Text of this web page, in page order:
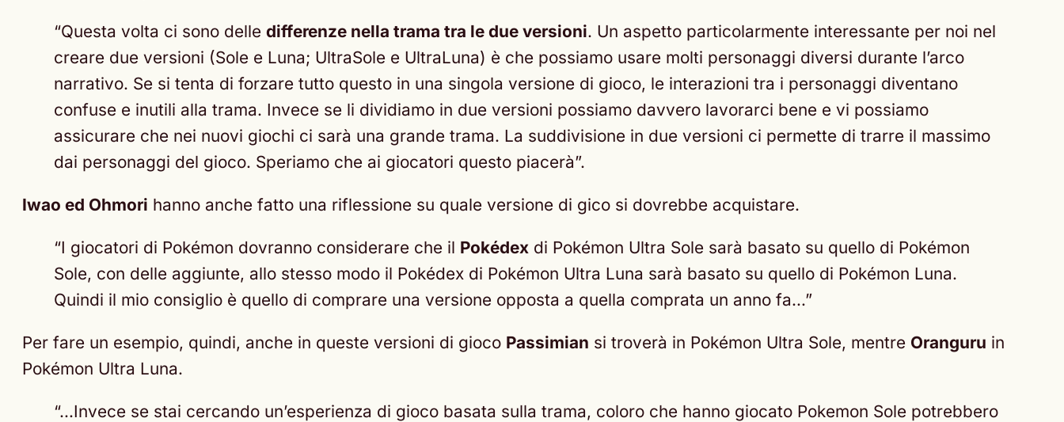
“Questa volta ci sono delle differenze nella trama tra le due versioni. Un aspetto particolarmente interessante per noi nel
creare due versioni (Sole e Luna; UltraSole e UltraLuna) è che possiamo usare molti personaggi diversi durante l’arco
narrativo. Se si tenta di forzare tutto questo in una singola versione di gioco, le interazioni tra i personaggi diventano
confuse e inutili alla trama. Invece se li dividiamo in due versioni possiamo davvero lavorarci bene e vi possiamo
assicurare che nei nuovi giochi ci sarà una grande trama. La suddivisione in due versioni ci permette di trarre il massimo
dai personaggi del gioco. Speriamo che ai giocatori questo piacerà”.
Iwao ed Ohmori hanno anche fatto una riflessione su quale versione di gico si dovrebbe acquistare.
“I giocatori di Pokémon dovranno considerare che il Pokédex di Pokémon Ultra Sole sarà basato su quello di Pokémon
Sole, con delle aggiunte, allo stesso modo il Pokédex di Pokémon Ultra Luna sarà basato su quello di Pokémon Luna.
Quindi il mio consiglio è quello di comprare una versione opposta a quella comprata un anno fa…”
Per fare un esempio, quindi, anche in queste versioni di gioco Passimian si troverà in Pokémon Ultra Sole, mentre Oranguru in
Pokémon Ultra Luna.
“…Invece se stai cercando un’esperienza di gioco basata sulla trama, coloro che hanno giocato Pokemon Sole potrebbero